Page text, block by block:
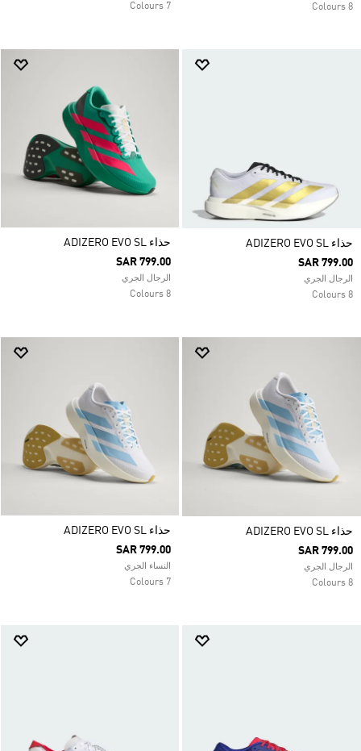
8 Colours
7 Colours
حذاء ADIZERO EVO SL
SAR 799.00
الرجال الجري
8 Colours
حذاء ADIZERO EVO SL
SAR 799.00
الرجال الجري
8 Colours
حذاء ADIZERO EVO SL
SAR 799.00
الرجال الجري
8 Colours
حذاء ADIZERO EVO SL
SAR 799.00
النساء الجري
7 Colours